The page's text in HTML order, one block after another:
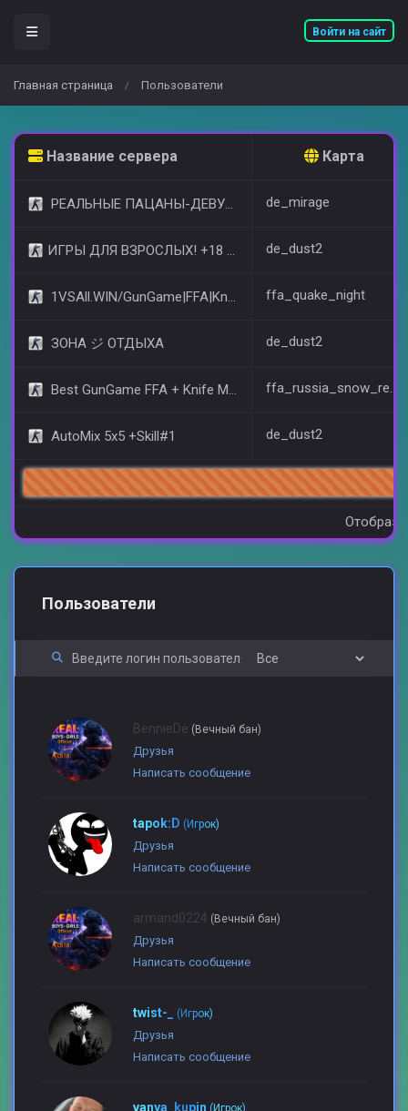
Войти на сайт
Главная страница / Пользователи
Название сервера Карта
РЕАЛЬНЫЕ ПАЦАНЫ-ДЕВУШКИ 18+ [STEAM BONUS] de_mirage
​ИГРЫ ДЛЯ ВЗРОСЛЫХ! +18 © (FREE VIP) de_dust2
1VSAll.WIN/GunGame|FFA|KnIfE MoD ffa_quake_night
ЗОНА ジ ОТДЫХА de_dust2
Best GunGame FFA + Knife MOD(+18) ffa_russia_snow_remap
AutoMix 5x5 +Skill#1 de_dust2
Пользователи
BennieDe (Вечный бан)
Друзья
Написать сообщение
tapok:D (Игрок)
Друзья
Написать сообщение
armand0224 (Вечный бан)
Друзья
Написать сообщение
twist-_ (Игрок)
Друзья
Написать сообщение
vanya_kupin (Игрок)